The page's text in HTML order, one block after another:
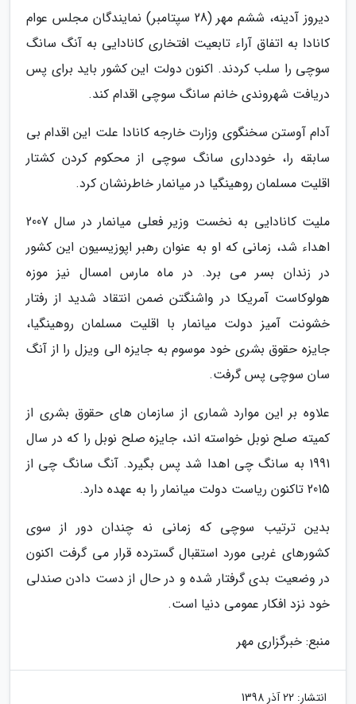
دیروز آدینه، ششم مهر (28 سپتامبر) نمایندگان مجلس عوام
کانادا به اتفاق آراء تابعیت افتخاری کانادایی به آنگ سانگ
سوچی را سلب کردند. اکنون دولت این کشور باید برای پس
دریافت شهروندی خانم سانگ سوچی اقدام کند.
آدام آوستن سخنگوی وزارت خارجه کانادا علت این اقدام بی
سابقه را، خودداری سانگ سوچی از محکوم کردن کشتار
اقلیت مسلمان روهینگیا در میانمار خاطرنشان کرد.
ملیت کانادایی به نخست وزیر فعلی میانمار در سال 2007
اهداء شد، زمانی که او به عنوان رهبر اپوزیسیون این کشور
در زندان بسر می برد. در ماه مارس امسال نیز موزه
هولوکاست آمریکا در واشنگتن ضمن انتقاد شدید از رفتار
خشونت آمیز دولت میانمار با اقلیت مسلمان روهینگیا،
جایزه حقوق بشری خود موسوم به جایزه الی ویزل را از آنگ
سان سوچی پس گرفت.
علاوه بر این موارد شماری از سازمان های حقوق بشری از
کمیته صلح نوبل خواسته اند، جایزه صلح نوبل را که در سال
1991 به سانگ چی اهدا شد پس بگیرد. آنگ سانگ چی از
2015 تاکنون ریاست دولت میانمار را به عهده دارد.
بدین ترتیب سوچی که زمانی نه چندان دور از سوی
کشورهای غربی مورد استقبال گسترده قرار می گرفت اکنون
در وضعیت بدی گرفتار شده و در حال از دست دادن صندلی
خود نزد افکار عمومی دنیا است.
منبع: خبرگزاری مهر
انتشار: 22 آذر 1398